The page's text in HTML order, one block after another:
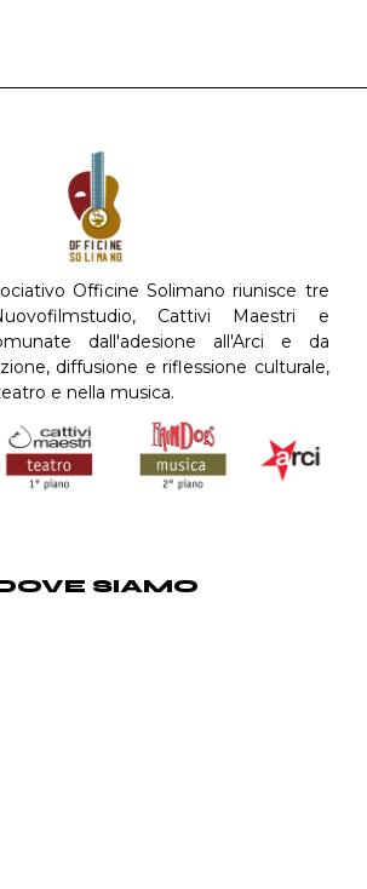
Officine Solimano riunisce tre
Cattivi Maestri e
dall'adesione all'Arci e da
diffusione e riflessione culturale,
e nella musica.
SIAMO